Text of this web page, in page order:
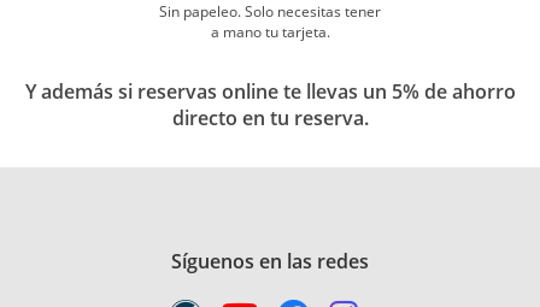
Sin papeleo. Solo necesitas tener
a mano tu tarjeta.
Y además si reservas online te llevas un 5% de ahorro
directo en tu reserva.
Síguenos en las redes